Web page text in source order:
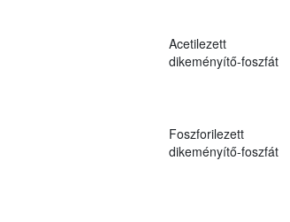
Acetilezett
dikeményítő-foszfát
Foszforilezett
dikeményítő-foszfát